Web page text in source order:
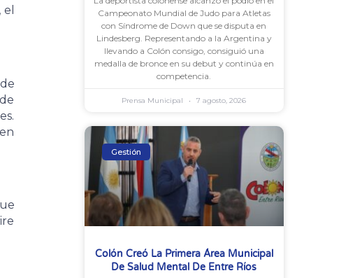
Campeonato Mundial de Judo para Atletas
con Síndrome de Down que se disputa en
Lindesberg. Representando a la Argentina y
llevando a Colón consigo, consiguió una
medalla de bronce en su debut y continúa en
competencia.
Prensa Municipal 7 agosto, 2026
Gestión
Colón Creó La Primera Área Municipal
De Salud Mental De Entre Ríos